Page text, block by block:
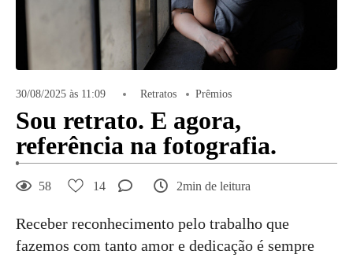
30/08/2025 às 11:09 Retratos Prêmios
Sou retrato. E agora,
referência na fotografia.
58 14 2min de leitura
Receber reconhecimento pelo trabalho que
fazemos com tanto amor e dedicação é sempre